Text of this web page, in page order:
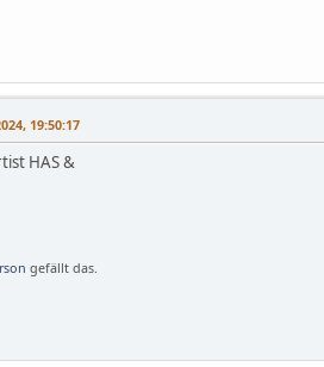
19:50:17
HAS &
gefällt das.